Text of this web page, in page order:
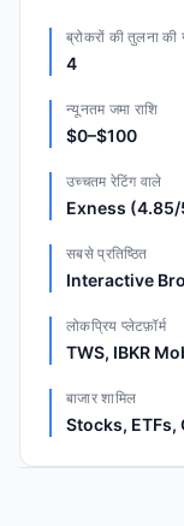
ब्रोकरों की तुलना की
4
न्यूनतम जमा राशि
$0–$100
उच्चतम रेटिंग वाले
Exness (4.85/
सबसे प्रतिष्ठित
Interactive
लोकप्रिय प्लेटफ़ॉर्म
TWS, IBKR
बाजार शामिल
Stocks, ETFs,